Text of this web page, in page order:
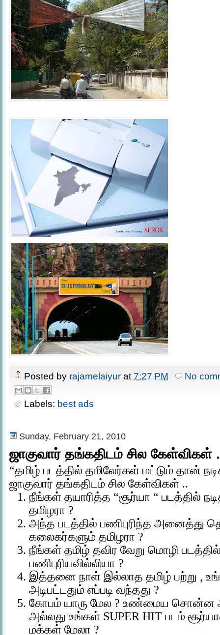
Posted by rajamelaiyur at 7:27 PM No
Labels: best ads
Sunday, February 21, 2010
ஜாகுவார் தங்கதிடம் சில கேள்விகள்
“தமிழ் படத்தில் தமிலேர்கள் மட்டும் தான்
ஜாகுவார் தங்கதிடம் சில கேள்விகள் ..
நீங்கள் தயாரித்த “சூர்யா “ படத்தில்
தமிழரா ?
அந்த படத்தில் பணிபுரிந்த அனைத்து
கலைகர்களும் தமிழரா ?
நீங்கள் தமிழ் தவிர வேறு மொழி
பணிபுரியவில்லியா ?
இத்தனை நாள் இல்லாத தமிழ் பற்று ,
அடிபட்டதும் எப்படி வந்தது ?
கோபம் யாரு மேல ? உண்மைய சொன்ன
அல்லது உங்கள் SUPER HIT படம்
மக்கள் மேலா ?